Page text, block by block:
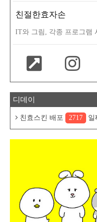
친절한효자손
IT와 그림, 각종 프로그램
디데이
친효스킨 배포 2717 일